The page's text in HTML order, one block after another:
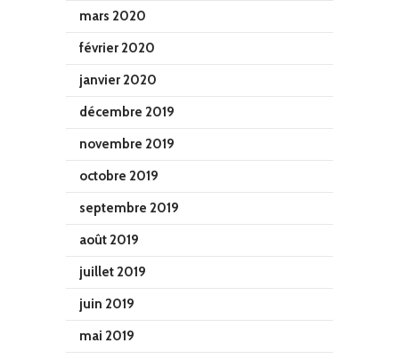
mars 2020
février 2020
janvier 2020
décembre 2019
novembre 2019
octobre 2019
septembre 2019
août 2019
juillet 2019
juin 2019
mai 2019